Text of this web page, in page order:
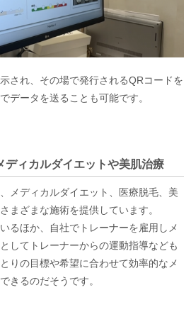
され、その場で発行されるQRコードを
データを送ることも可能です。
ディカルダイエットや美肌治療
メディカルダイエット、医療脱毛、美
まざまな施術を提供しています。
るほか、自社でトレーナーを雇用しメ
してトレーナーからの運動指導なども
りの目標や希望に合わせて効率的なメ
きるのだそうです。